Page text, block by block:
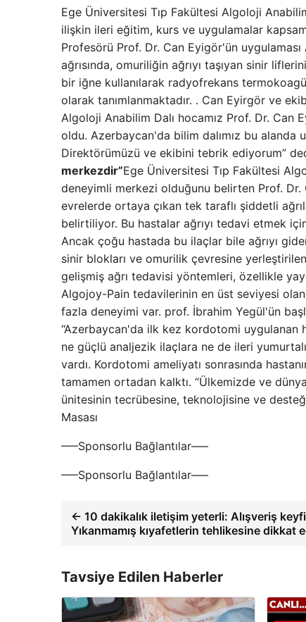
Ege Üniversitesi Tıp Fakültesi Algoloji
ilişkin ileri eğitim, kurs ve uygulamalar
Profesörü Prof. Dr. Can Eyigör'ün
ağrısında, omuriliğin ağrıyı taşıyan sinir
bir iğne kullanılarak radyofrekans
olarak tanımlanmaktadır. . Can Eyirgör ve
Algoloji Anabilim Dalı hocamız Prof. Dr.
oldu. Azerbaycan'da bilim dalımız bu alanda
Direktörümüzü ve ekibini tebrik ediyorum”
merkezdir”Ege Üniversitesi Tıp Fakültesi
deneyimli merkezi olduğunu belirten Prof. Dr.
evrelerde ortaya çıkan tek taraflı şiddetli
belirtiliyor. Bu hastalar ağrıyı tedavi etmek
Ancak çoğu hastada bu ilaçlar bile ağrıyı
sinir blokları ve omurilik çevresine
gelişmiş ağrı tedavisi yöntemleri, özellikle
Algojoy-Pain tedavilerinin en üst seviyesi
fazla deneyimi var. prof. İbrahim Yegül'ün
“Azerbaycan'da ilk kez kordotomi uygulanan
ne güçlü analjezik ilaçlara ne de ileri
vardı. Kordotomi ameliyatı sonrasında
tamamen ortadan kalktı. “Ülkemizde ve
ünitesinin tecrübesine, teknolojisine ve
Masası
—–Sponsorlu Bağlantılar—–
—–Sponsorlu Bağlantılar—–
← 10 dakikalık iletişim yeterli: Alışveriş
Yıkanmamış kıyafetlerin tehlikesine dikkat
Tavsiye Edilen Haberler